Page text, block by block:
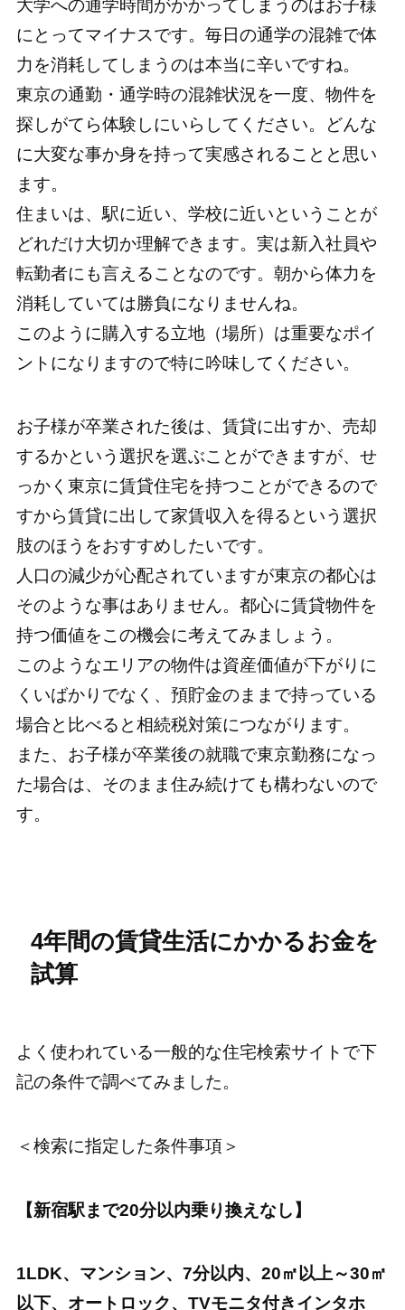
大学への通学時間がかかってしまうのはお子様
にとってマイナスです。毎日の通学の混雑で体
力を消耗してしまうのは本当に辛いですね。
東京の通勤・通学時の混雑状況を一度、物件を
探しがてら体験しにいらしてください。どんな
に大変な事か身を持って実感されることと思い
ます。
住まいは、駅に近い、学校に近いということが
どれだけ大切か理解できます。実は新入社員や
転勤者にも言えることなのです。朝から体力を
消耗していては勝負になりませんね。
このように購入する立地（場所）は重要なポイ
ントになりますので特に吟味してください。
お子様が卒業された後は、賃貸に出すか、売却
するかという選択を選ぶことができますが、せ
っかく東京に賃貸住宅を持つことができるので
すから賃貸に出して家賃収入を得るという選択
肢のほうをおすすめしたいです。
人口の減少が心配されていますが東京の都心は
そのような事はありません。都心に賃貸物件を
持つ価値をこの機会に考えてみましょう。
このようなエリアの物件は資産価値が下がりに
くいばかりでなく、預貯金のままで持っている
場合と比べると相続税対策につながります。
また、お子様が卒業後の就職で東京勤務になっ
た場合は、そのまま住み続けても構わないので
す。
4年間の賃貸生活にかかるお金を
試算
よく使われている一般的な住宅検索サイトで下
記の条件で調べてみました。
＜検索に指定した条件事項＞
【新宿駅まで20分以内乗り換えなし】
1LDK、マンション、7分以内、20㎡以上～30㎡
以下、オートロック、TVモニタ付きインタホ